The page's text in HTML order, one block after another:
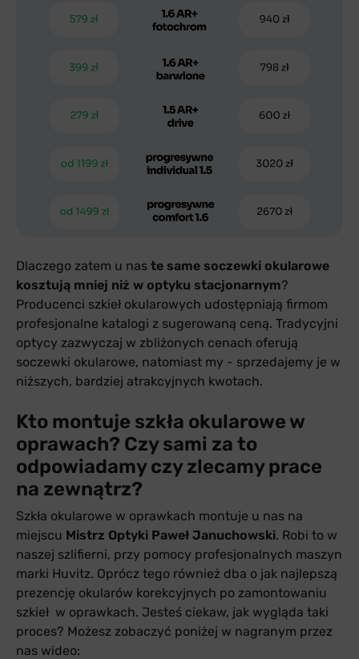
Dlaczego zatem u nas te same soczewki okularowe
kosztują mniej niż w optyku stacjonarnym?
Producenci szkieł okularowych udostępniają firmom
profesjonalne katalogi z sugerowaną ceną. Tradycyjni
optycy zazwyczaj w zbliżonych cenach oferują
soczewki okularowe, natomiast my - sprzedajemy je w
niższych, bardziej atrakcyjnych kwotach.
Kto montuje szkła okularowe w
oprawach? Czy sami za to
odpowiadamy czy zlecamy prace
na zewnątrz?
Szkła okularowe w oprawkach montuje u nas na
miejscu Mistrz Optyki Paweł Januchowski. Robi to w
naszej szlifierni, przy pomocy profesjonalnych maszyn
marki Huvitz. Oprócz tego również dba o jak najlepszą
prezencję okularów korekcyjnych po zamontowaniu
szkieł w oprawkach. Jesteś ciekaw, jak wygląda taki
proces? Możesz zobaczyć poniżej w nagranym przez
nas wideo: